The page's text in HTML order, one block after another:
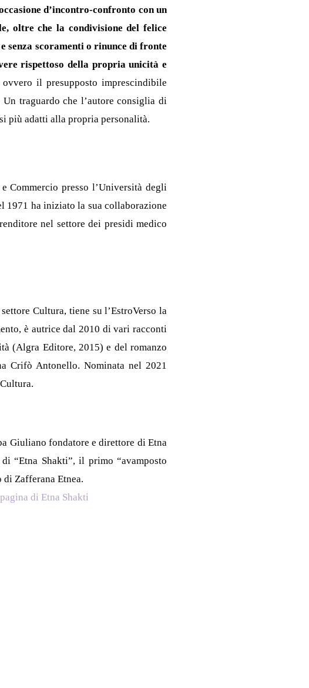
d’incontro-confronto con un
oltre che la condivisione del felice
senza scoramenti o rinunce di fronte
rispettoso della propria unicità e
il presupposto imprescindibile
traguardo che l’autore consiglia di
più adatti alla propria personalità.
Commercio presso l’Università degli
1971 ha iniziato la sua collaborazione
nel settore dei presidi medico
Cultura, tiene su l’EstroVerso la
è autrice dal 2010 di vari racconti
(Algra Editore, 2015) e del romanzo
Crifò Antonello. Nominata nel 2021
Giuliano fondatore e direttore di Etna
“Etna Shakti”, il primo “avamposto
Zafferana Etnea.
pagina di Etna Shakti